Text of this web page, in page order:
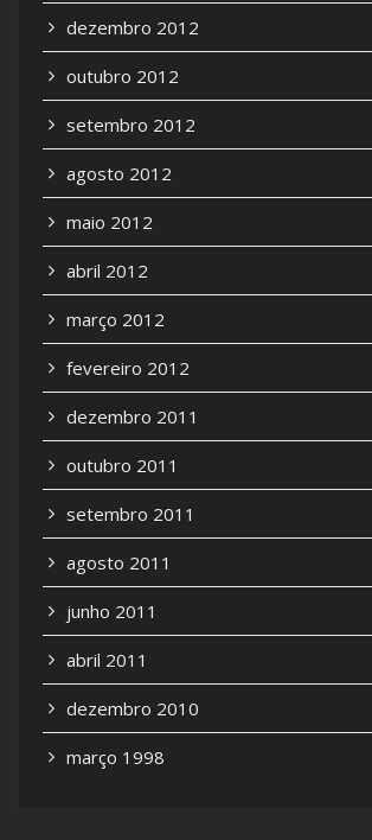
dezembro 2012
outubro 2012
setembro 2012
agosto 2012
maio 2012
abril 2012
março 2012
fevereiro 2012
dezembro 2011
outubro 2011
setembro 2011
agosto 2011
junho 2011
abril 2011
dezembro 2010
março 1998